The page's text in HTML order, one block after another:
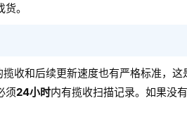
。
收和后续更新速度也有严格标准，这
须24小时内有揽收扫描记录。如果没